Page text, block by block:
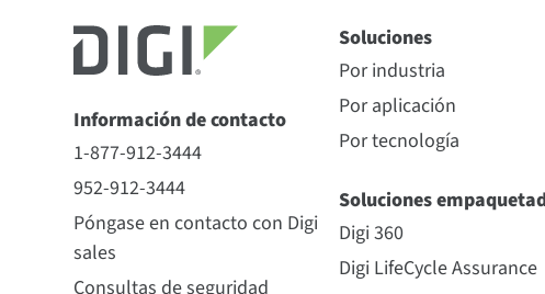
Información de contacto
1-877-912-3444
952-912-3444
Póngase en contacto con Digi
sales
Consultas de seguridad
Soluciones
Por industria
Por aplicación
Por tecnología
Soluciones
Digi 360
Digi LifeCycle Assurance